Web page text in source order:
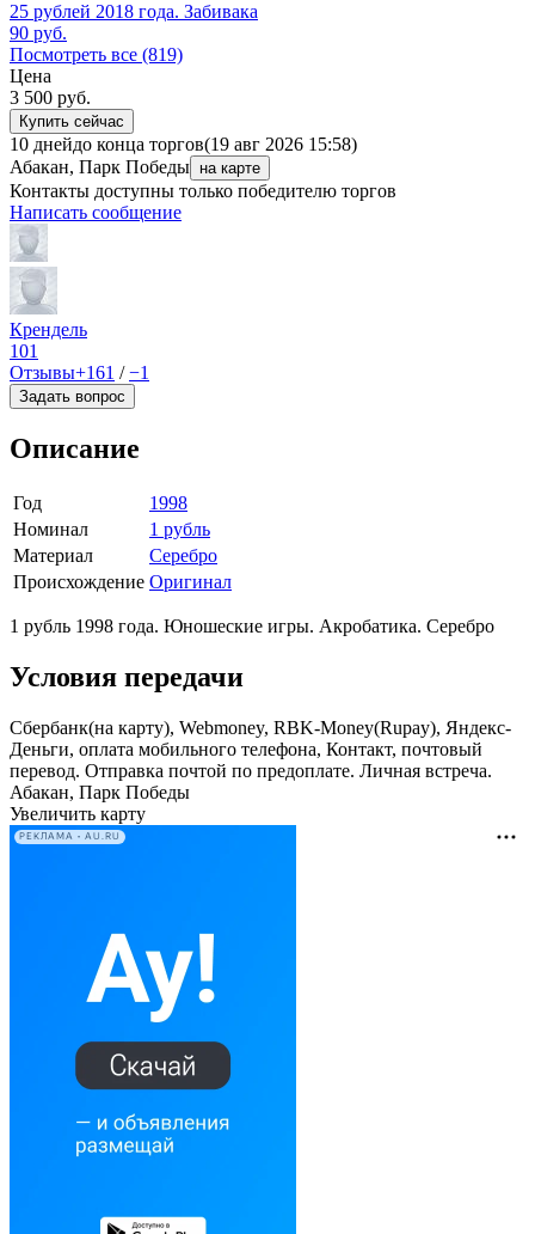
25 рублей 2018 года. Забивака
90 руб.
Посмотреть все (819)
Цена
3 500 руб.
Купить сейчас
10 днейдо конца торгов(19 авг 2026 15:58)
Абакан, Парк Победы на карте
Контакты доступны только победителю торгов
Написать сообщение
Крендель
101
Отзывы+161 /−1
Задать вопрос
Описание
Год
1998
Номинал
1 рубль
Материал
Серебро
Происхождение Оригинал
1 рубль 1998 года. Юношеские игры. Акробатика. Серебро
Условия передачи
Сбербанк(на карту), Webmoney, RBK-Money(Rupay), Яндекс-
Деньги, оплата мобильного телефона, Контакт, почтовый
перевод. Отправка почтой по предоплате. Личная встреча.
Абакан, Парк Победы
Увеличить карту
РЕКЛАМА • AU.RU